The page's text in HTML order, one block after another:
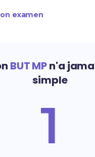
examen
BUT MPn'a
simple
1